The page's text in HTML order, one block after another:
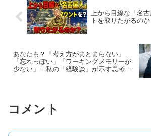
上から目線な「名
トを取りたがるのか
あなたも？「考え方がまとまらない」
「忘れっぽい」「ワーキングメモリーが
少ない」…私の「経験談」が示す思考整
コメント